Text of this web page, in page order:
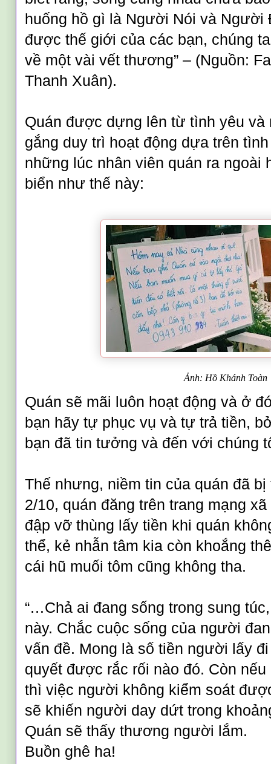
huống hồ gì là Người Nói và
được thế giới của các bạn, chúng
về một vài vết thương” – (Nguồn:
Thanh Xuân).
Quán được dựng lên từ tình yêu và
gắng duy trì hoạt động dựa trên
những lúc nhân viên quán ra ngoài
biển như thế này:
Ảnh: Hồ Khánh Toàn
Quán sẽ mãi luôn hoạt động và ở
bạn hãy tự phục vụ và tự trả tiền,
bạn đã tin tưởng và đến với chúng
Thế nhưng, niềm tin của quán đã
2/10, quán đăng trên trang mạng
đập vỡ thùng lấy tiền khi quán
thể, kẻ nhẫn tâm kia còn khoắng
cái hũ muối tôm cũng không tha.
“…Chả ai đang sống trong sung
này. Chắc cuộc sống của người
vấn đề. Mong là số tiền người lấy
quyết được rắc rối nào đó. Còn
thì việc người không kiểm soát
sẽ khiến người day dứt trong
Quán sẽ thấy thương người lắm.
Buồn ghê ha!